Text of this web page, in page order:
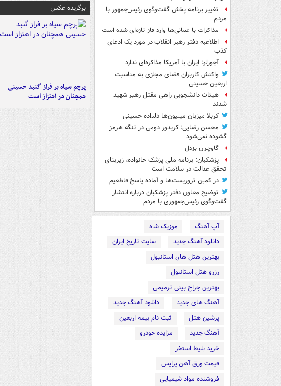
تغییر برنامه پخش گفت‌وگوی رئیس‌جمهور با
مردم
مذاکرات با عمانی‌ها وارد فاز تازه‌ای شده است
اطلاعیه دفتر رهبر انقلاب در مورد یک ادعای
کذب
آجورلو: ایران با آمریکا مذاکره‌ای ندارد
واکنش کاربران فضای مجازی به مناسبت
اربعین حسینی
هیئات دانشجویی راهی مقتل رهبر شهید
شدند
کربلا میزبان میلیون‌ها دلداده حسینی
محسن رضایی: کریدور دومی در تنگه هرمز
گشوده نمی‌شود
گاوچران بزدل
پزشکیان: برنامه ملی پزشک خانواده، زیربنای
تحقق عدالت در سلامت است
در کمین تروریست‌ها و آماده پاسخ قاطعیم
توضیح معاون دفتر پزشکیان درباره انتشار
گفت‌وگوی رئیس‌جمهوری با مردم
آپ آهنگ
موزیک شاه
دانلود آهنگ جدید
سایت تاریخ ایران
بهترین هتل های استانبول
رزرو هتل استانبول
بهترین جراح بینی ترمیمی
آهنگ های جدید
دانلود آهنگ جدید
پرشین هتل
ثبت نام بیمه اربعین
آهنگ جدید
مزایده خودرو
خرید بلیط استخر
قیمت ورق آهن پرایس
فروشنده مواد شیمیایی
برگزیده عکس
پرچم سیاه بر فراز گنبد حسینی
همچنان در اهتزاز است